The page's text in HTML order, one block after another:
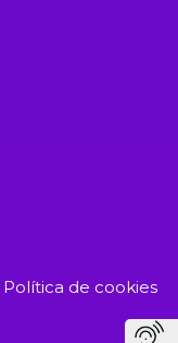
Política de cookies